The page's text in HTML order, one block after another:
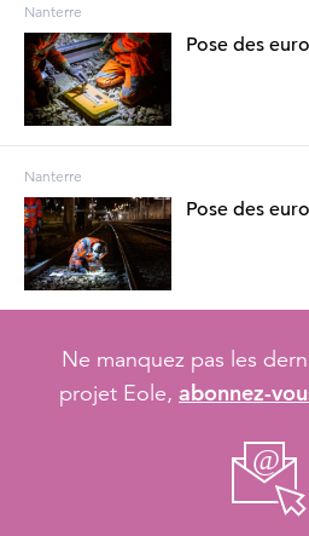
Nanterre
Pose des
Nanterre
Pose des
Ne manquez pas les
projet Eole, abonnez-